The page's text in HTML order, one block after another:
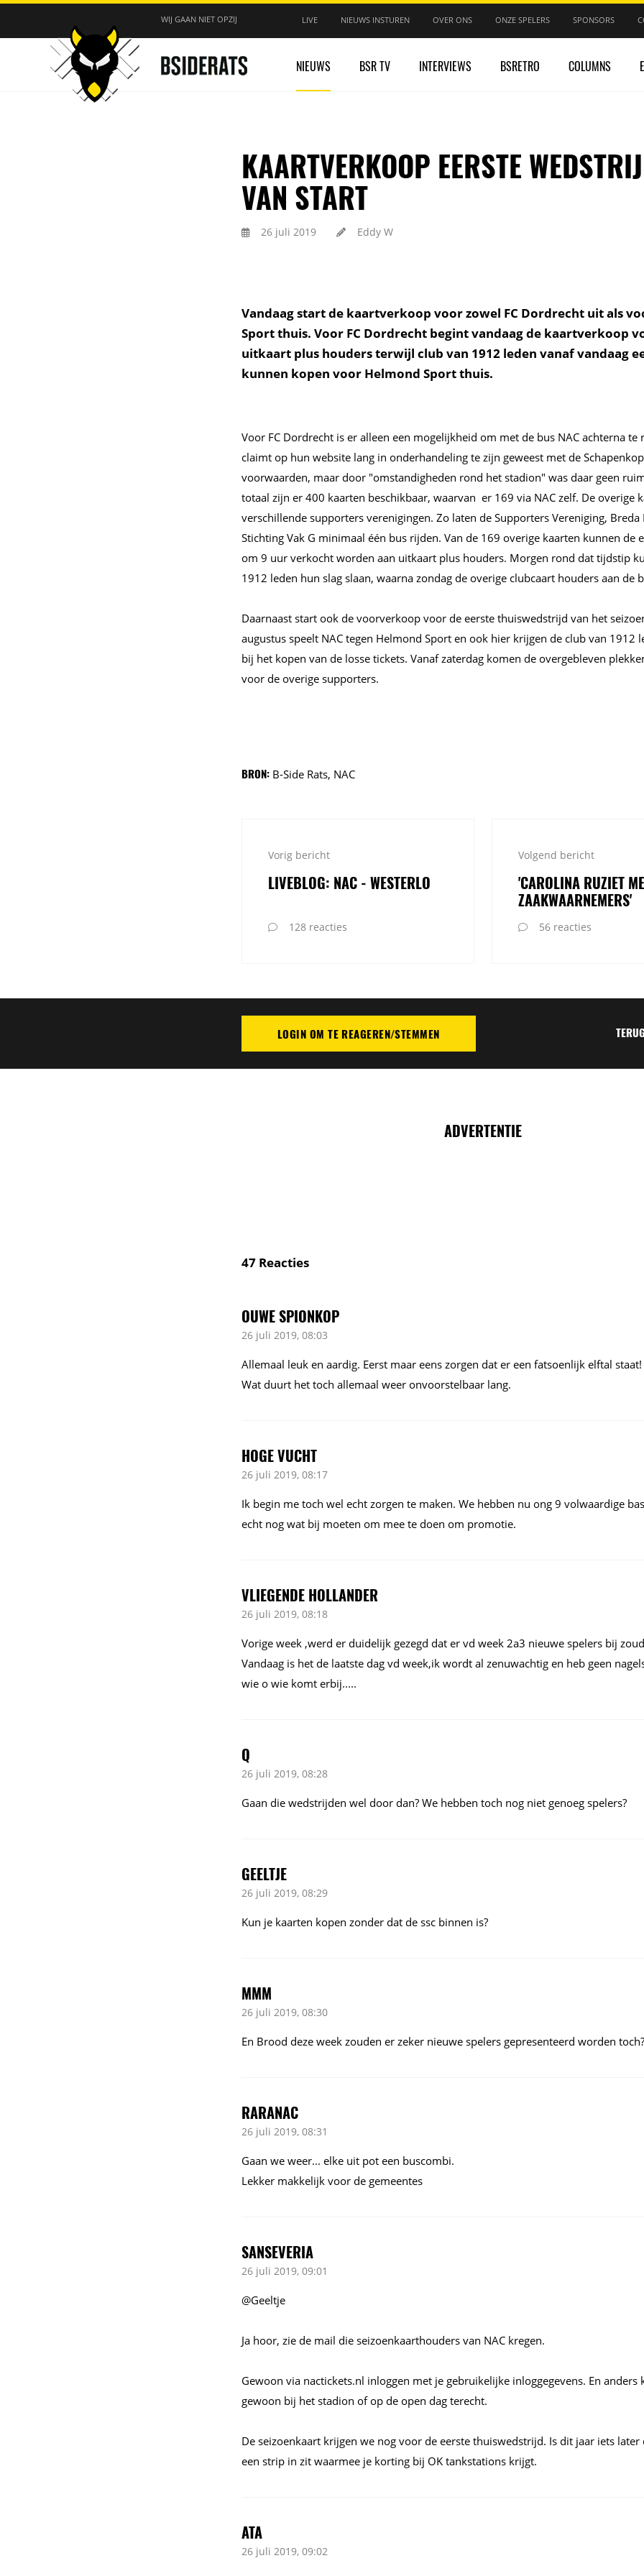
WIJ GAAN NIET OPZIJ LIVE NIEUWS INSTUREN OVER ONS ONZE SPELERS SPONSORS
NIEUWS BSR TV INTERVIEWS BSRETRO COLUMNS
KAARTVERKOOP EERSTE
VAN START
26 juli 2019 Eddy W
Vandaag start de kaartverkoop voor zowel FC Dordrecht uit als
Sport thuis. Voor FC Dordrecht begint vandaag de kaartverkoop
uitkaart plus houders terwijl club van 1912 leden vanaf vandaag
kunnen kopen voor Helmond Sport thuis.
Voor FC Dordrecht is er alleen een mogelijkheid om met de bus NAC achterna te
claimt op hun website lang in onderhandeling te zijn geweest met de
voorwaarden, maar door "omstandigheden rond het stadion" was daar geen
totaal zijn er 400 kaarten beschikbaar, waarvan er 169 via NAC zelf. De overige
verschillende supporters verenigingen. Zo laten de Supporters Vereniging, Breda
Stichting Vak G minimaal één bus rijden. Van de 169 overige kaarten kunnen de
om 9 uur verkocht worden aan uitkaart plus houders. Morgen rond dat tijdstip
1912 leden hun slag slaan, waarna zondag de overige clubcaart houders aan de
Daarnaast start ook de voorverkoop voor de eerste thuiswedstrijd van het
augustus speelt NAC tegen Helmond Sport en ook hier krijgen de club van 1912
bij het kopen van de losse tickets. Vanaf zaterdag komen de overgebleven
voor de overige supporters.
BRON: B-Side Rats, NAC
Vorig bericht
LIVEBLOG: NAC - WESTERLO
128 reacties
Volgend bericht
'CAROLINA RUZIET
ZAAKWAARNEMERS'
56 reacties
PLAATS REACTIE
LOGIN OM TE REAGEREN/STEMMEN
ADVERTENTIE
47 Reacties
OUWE SPIONKOP
26 juli 2019, 08:03
Allemaal leuk en aardig. Eerst maar eens zorgen dat er een fatsoenlijk elftal staat!
Wat duurt het toch allemaal weer onvoorstelbaar lang.
HOGE VUCHT
26 juli 2019, 08:17
Ik begin me toch wel echt zorgen te maken. We hebben nu ong 9 volwaardige
echt nog wat bij moeten om mee te doen om promotie.
VLIEGENDE HOLLANDER
26 juli 2019, 08:18
Vorige week ,werd er duidelijk gezegd dat er vd week 2a3 nieuwe spelers bij
Vandaag is het de laatste dag vd week,ik wordt al zenuwachtig en heb geen
wie o wie komt erbij.....
Q
26 juli 2019, 08:28
Gaan die wedstrijden wel door dan? We hebben toch nog niet genoeg spelers?
GEELTJE
26 juli 2019, 08:29
Kun je kaarten kopen zonder dat de ssc binnen is?
MMM
26 juli 2019, 08:30
En Brood deze week zouden er zeker nieuwe spelers gepresenteerd worden
RARANAC
26 juli 2019, 08:31
Gaan we weer... elke uit pot een buscombi.
Lekker makkelijk voor de gemeentes
SANSEVERIA
26 juli 2019, 09:01
@Geeltje
Ja hoor, zie de mail die seizoenkaarthouders van NAC kregen.
Gewoon via nactickets.nl inloggen met je gebruikelijke inloggegevens. En anders
gewoon bij het stadion of op de open dag terecht.
De seizoenkaart krijgen we nog voor de eerste thuiswedstrijd. Is dit jaar iets
een strip in zit waarmee je korting bij OK tankstations krijgt.
ATA
26 juli 2019, 09:02